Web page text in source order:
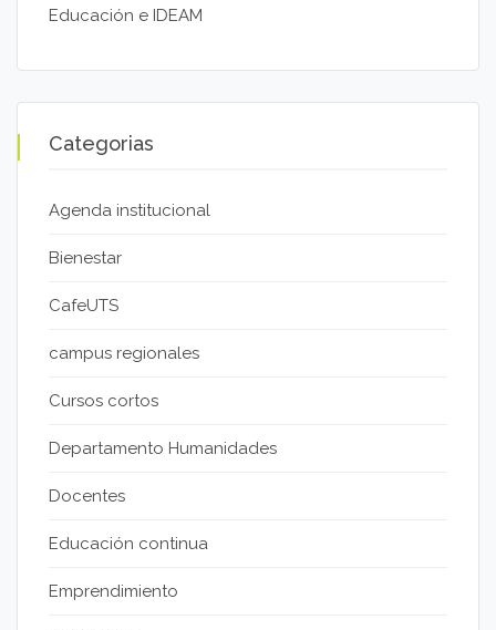
Educación e IDEAM
Categorias
Agenda institucional
Bienestar
CafeUTS
campus regionales
Cursos cortos
Departamento Humanidades
Docentes
Educación continua
Emprendimiento